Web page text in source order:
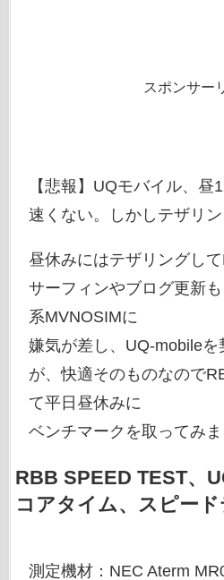
スポンサー
【悲報】UQモバイル、
速くない。しかしテザリン
昼休みにはテザリングし
サーフィンやブログ更新
系MVNOSIMに
嫌気が差し、UQ-mobileを
が、快適そのものなので
て平日昼休みに
ベンチマークを取ってみま
RBB SPEED TEST、
コアタイム、スピード
測定機材：NEC Aterm